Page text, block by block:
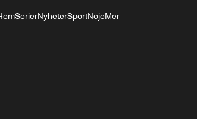
SerierNyheterSportNöjeMer